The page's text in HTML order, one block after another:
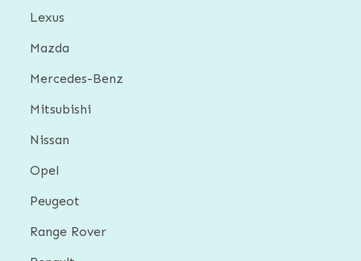
Lexus
Mazda
Mercedes-Benz
Mitsubishi
Nissan
Opel
Peugeot
Range Rover